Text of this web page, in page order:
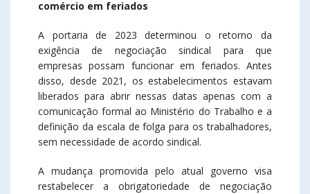
comércio em feriados
A portaria de 2023 determinou o retorno da
exigência de negociação sindical para que
empresas possam funcionar em feriados. Antes
disso, desde 2021, os estabelecimentos estavam
liberados para abrir nessas datas apenas com a
comunicação formal ao Ministério do Trabalho e a
definição da escala de folga para os trabalhadores,
sem necessidade de acordo sindical.
A mudança promovida pelo atual governo visa
restabelecer a obrigatoriedade de negociação